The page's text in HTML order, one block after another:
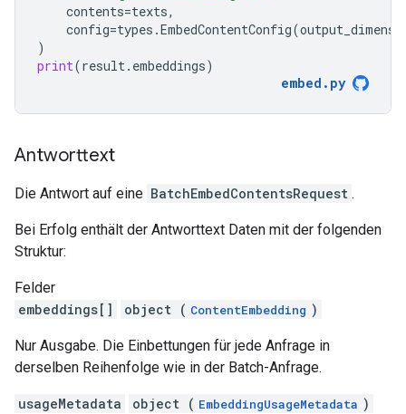
contents=texts,
config=types .EmbedContentConfig(
)
print(result. embeddings)
embed . py
Antworttext
Die Antwort auf eine BatchEmbedContentsRequest .
Bei Erfolg enthält der Antworttext Daten mit der folgenden
Struktur:
Felder
embeddings[]
object ( ContentEmbedding )
Nur Ausgabe. Die Einbettungen für jede Anfrage in
derselben Reihenfolge wie in der Batch-Anfrage.
usageMetadata object ( EmbeddingUsageMetadata )